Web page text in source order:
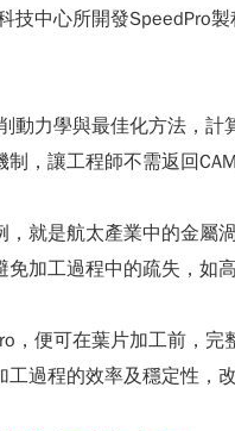
技中心所開發SpeedPro
動力學與最佳化方法，
制，讓工程師不需返回
，就是航太產業中的金屬
免加工過程中的疏失，如
，便可在葉片加工前，
過程的效率及穩定性，